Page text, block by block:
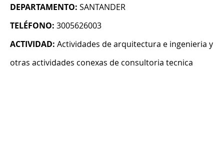
DEPARTAMENTO: SANTANDER
TELÉFONO: 3005626003
ACTIVIDAD: Actividades de arquitectura e ingenieria y
otras actividades conexas de consultoria tecnica